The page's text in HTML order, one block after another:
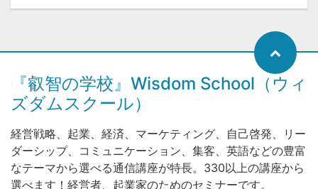
『叡智の学校』Wisdom School（ウィ
ズダムスクール）
経営戦略、起業、経済、マーケティング、自己啓発、リー
ダーシップ、コミュニケーション、集客、英語などの豊富
なテーマから選べる通信講座が特長。330以上の講座から
選べます！経営者、起業家のためのセミナーです。